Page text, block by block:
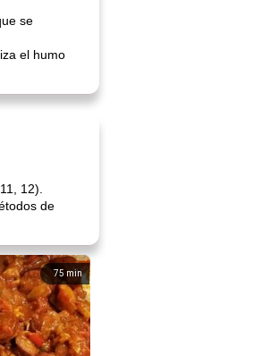
se
el humo
12).
de
75 min